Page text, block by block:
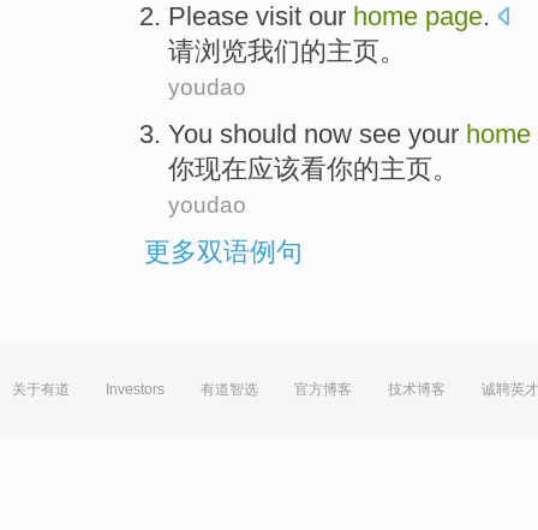
Please visit our home page.
请浏览我们的主页。
youdao
You should now see your home
你现在应该看你的主页。
youdao
更多双语例句
关于有道 Investors 有道智选 官方博客 技术博客 诚聘英才